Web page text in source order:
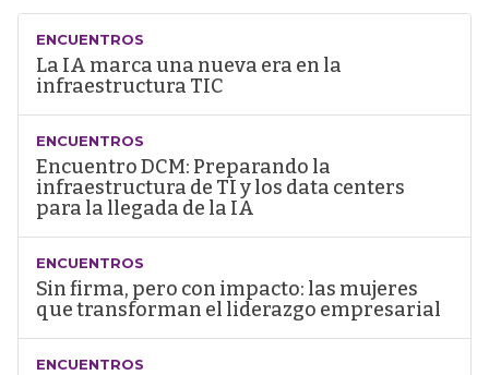
ENCUENTROS
La IA marca una nueva era en la
infraestructura TIC
ENCUENTROS
Encuentro DCM: Preparando la
infraestructura de TI y los data centers
para la llegada de la IA
ENCUENTROS
Sin firma, pero con impacto: las mujeres
que transforman el liderazgo empresarial
ENCUENTROS